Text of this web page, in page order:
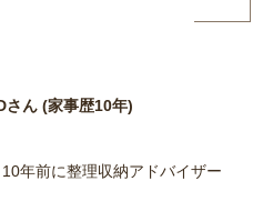
さん (家事歴10年)
年前に整理収納アドバイザー